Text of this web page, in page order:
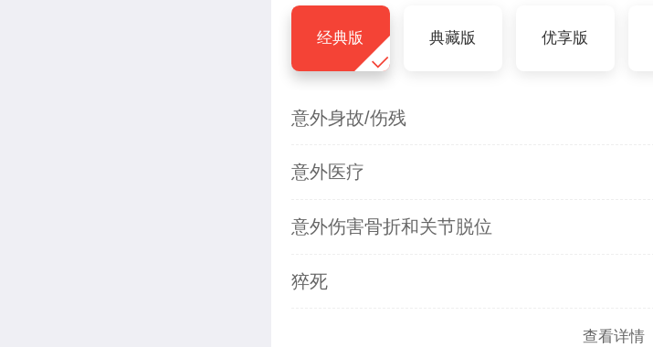
经典版 典藏版 优享版
意外身故/伤残
意外医疗
意外伤害骨折和关节脱位
猝死
查看详情